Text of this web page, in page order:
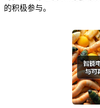
的积极参与。